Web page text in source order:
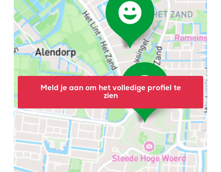
Meld je aan om het volledige profiel te
zien